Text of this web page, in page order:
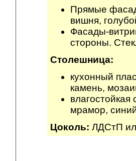
Прямые
вишня,
Фасады-
стороны.
Столешница:
кухонный
камень,
мрамор,
Цоколь: ЛДСтП